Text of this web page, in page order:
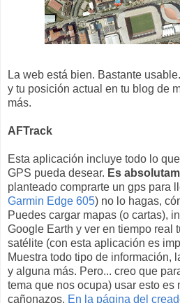
La web está bien. Bastante
y tu posición actual en tu blog de
más.
AFTrack
Esta aplicación incluye todo lo
GPS pueda desear. Es
planteado comprarte un gps para
Garmin Edge 605) no lo hagas,
Puedes cargar mapas (o cartas),
Google Earth y ver en tiempo real
satélite (con esta aplicación es
Muestra todo tipo de información,
y alguna más. Pero... creo que
tema que nos ocupa) usar esto es
cañonazos. En la página del